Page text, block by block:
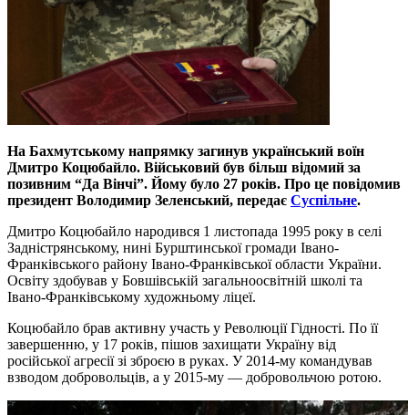
На Бахмутському напрямку загинув український воїн
Дмитро Коцюбайло. Вiйськовий був бiльш вiдомий за
позивним “Да Вiнчi”. Йому було 27 рокiв. Про це повiдомив
президент Володимир Зеленський, передає Суспільне.
Дмитро Коцюбайло народився 1 листопада 1995 року в селi
Заднiстрянському, нинi Бурштинської громади Iвано-
Франкiвського району Iвано-Франкiвської области України.
Освiту здобував у Бовшiвськiй загальноосвiтнiй школi та
Iвано-Франкiвському художньому лiцеї.
Коцюбайло брав активну участь у Революцiї Гiдностi. По її
завершенню, у 17 рокiв, пiшов захищати Україну вiд
росiйської агресiї зi зброєю в руках. У 2014-му командував
взводом добровольцiв, а у 2015-му — добровольчою ротою.